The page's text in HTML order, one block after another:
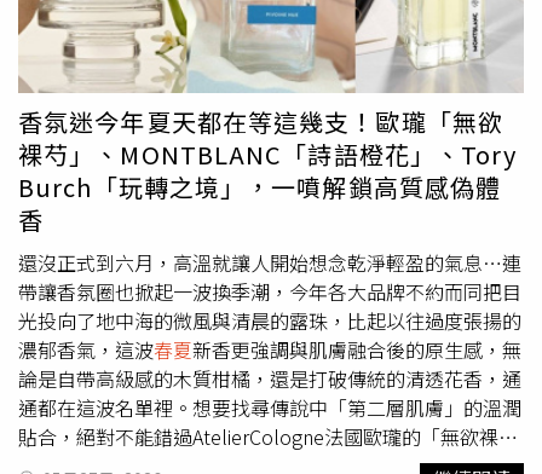
adidasOriginals X CLOT：陳冠希把足球鞋變精品等級如果
覺得一般足球風還不夠潮，那 adidas Originals 與陳冠希主
理的 CLOT 聯名系列，絕對是今年世界盃時尚話題王。這次
全新 CLOT Mundial 系列，把足球文化重新翻玩成帶點工藝
感的高級街頭風。（圖／品牌提供）其中最吸睛的，就是
CLOT Mundial 鞋款。經典足球鞋輪廓加入高質感皮革，搭
配拉菲草編織三條線與草編鞋底，居然把原本熱血運動感，
變成帶有度假氛圍的高級潮流單品。另一雙 CLOT Samba
也超危險，麂皮鞋頭混搭草編元素，層次感直接拉滿，根本
是「時髦球鞋控」今年必收名單。（圖／品牌提供）服裝系
列同樣很會。陳冠希以 Teamgeist「團隊之星」為靈感，把
經典足球元素重新轉化成日常能穿的復古街頭風。針織球
衣、印花短褲、工裝襯衫全都有種－看球賽也能拍街拍的鬆
弛感，完全是現在年輕人最愛的潮流公式。（圖／品牌提
供）ABATHING APE®足球熱系列：把街頭反叛感踢進球場
向來擅長街頭文化的 ABATHING APE®，這回則直接把足球
香氛迷今年夏天都在等這幾支！歐瓏「無欲
裸芍」、MONTBLANC「詩語橙花」、Tory
Burch「玩轉之境」，一噴解鎖高質感偽體
香
還沒正式到六月，高溫就讓人開始想念乾淨輕盈的氣息…連
帶讓香氛圈也掀起一波換季潮，今年各大品牌不約而同把目
光投向了地中海的微風與清晨的露珠，比起以往過度張揚的
濃郁香氣，這波春夏新香更強調與肌膚融合後的原生感，無
論是自帶高級感的木質柑橘，還是打破傳統的清透花香，通
通都在這波名單裡。想要找尋傳說中「第二層肌膚」的溫潤
貼合，絕對不能錯過AtelierCologne法國歐瓏的「無欲裸芍
淡香精」。調香大師為了完美復刻有著「無聲之花」稱號的